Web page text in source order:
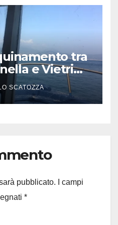
tra
e Vietri
SCATOZZA
pubblicato.
I campi
*